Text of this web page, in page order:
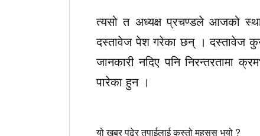
त्यसो त अध्यक्ष प्रचण्डले आजको
दस्तावेज पेश गरेका छन् । दस्तावेज
जानकारी नदिए पनि निरन्तरतामा
पारेका हुन ।
यो खबर पढेर तपाईलाई कस्तो महसुस भयो ?